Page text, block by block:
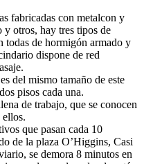
fabricadas con metalcon y
y otros, hay tres tipos de
todas de hormigón armado y
dispone de red
del mismo tamaño de este
pisos cada una.
de trabajo, que se conocen
ellos.
que pasan cada 10
de la plaza O’Higgins, Casi
se demora 8 minutos en